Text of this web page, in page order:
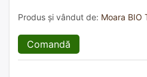
Produs și vândut de: Moara BIO
Comandă